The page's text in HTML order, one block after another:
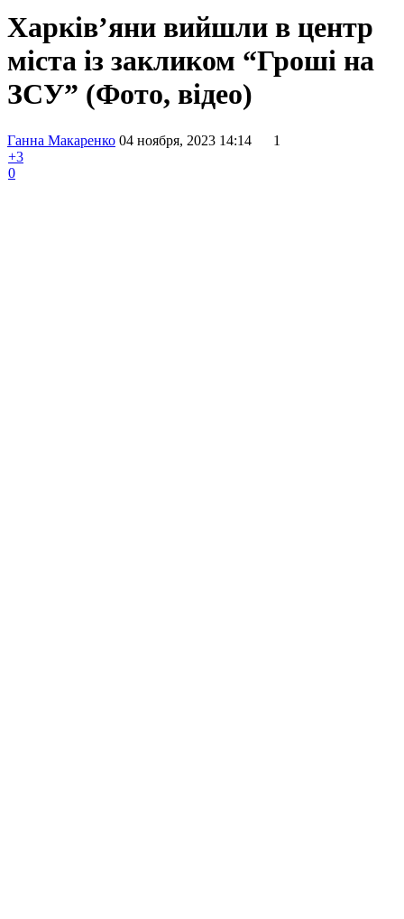
Харків’яни вийшли в центр
міста із закликом “Гроші на
ЗСУ” (Фото, відео)
Ганна Макаренко 04 ноября, 2023 14:14
1
+3
0